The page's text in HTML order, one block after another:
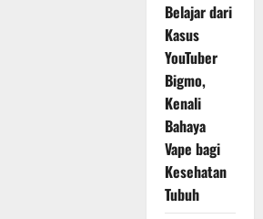
Belajar dari
Kasus
YouTuber
Bigmo,
Kenali
Bahaya
Vape bagi
Kesehatan
Tubuh